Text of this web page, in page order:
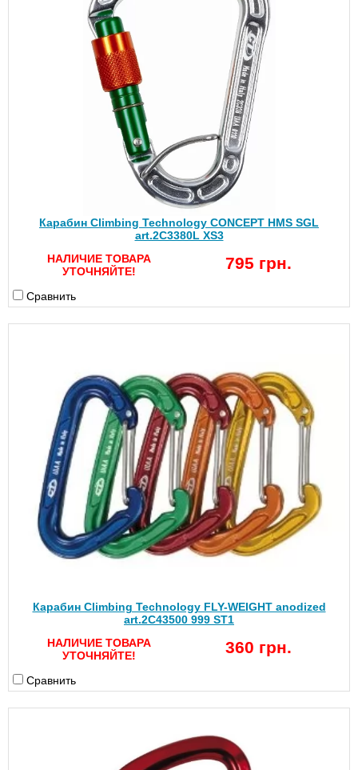
Карабин Climbing Technology CONCEPT HMS SGL
art.2C3380L XS3
НАЛИЧИЕ ТОВАРА
УТОЧНЯЙТЕ!
795 грн.
Сравнить
Карабин Climbing Technology FLY-WEIGHT anodized
art.2C43500 999 ST1
НАЛИЧИЕ ТОВАРА
УТОЧНЯЙТЕ!
360 грн.
Сравнить